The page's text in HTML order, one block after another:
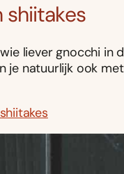
liever gnocchi in
je natuurlijk ook